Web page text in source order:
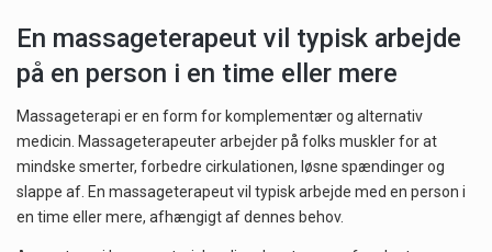
En massageterapeut vil typisk arbejde
på en person i en time eller mere
Massageterapi er en form for komplementær og alternativ
medicin. Massageterapeuter arbejder på folks muskler for at
mindske smerter, forbedre cirkulationen, løsne spændinger og
slappe af. En massageterapeut vil typisk arbejde med en person i
en time eller mere, afhængigt af dennes behov.